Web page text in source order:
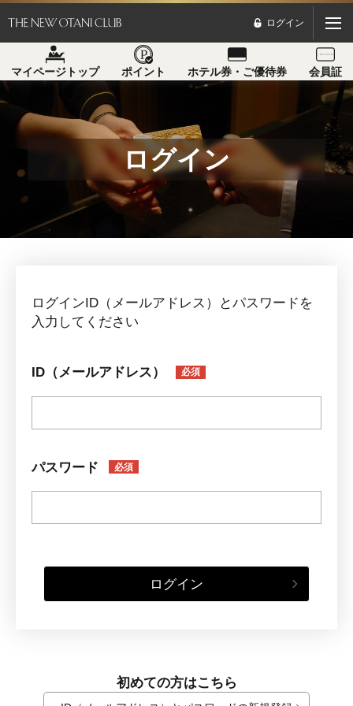
ログイン
マイページトップ ポイント ホテル券・ご優待券 会員証
ログイン
ログインID（メールアドレス）とパスワードを
入力してください
ID（メールアドレス） 必須
パスワード 必須
ログイン
初めての方はこちら